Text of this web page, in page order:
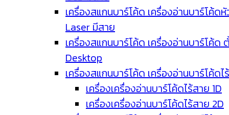
เครื่องสแกนบาร์โค้ด เครื่องอ่านบาร์โค้ด
Laser มีสาย
เครื่องสแกนบาร์โค้ด เครื่องอ่านบาร์โค้ด
Desktop
เครื่องสแกนบาร์โค้ด เครื่องอ่านบาร์โค้ดไ
เครื่องเครื่องอ่านบาร์โค้ดไร้สาย 1D
เครื่องเครื่องอ่านบาร์โค้ดไร้สาย 2D